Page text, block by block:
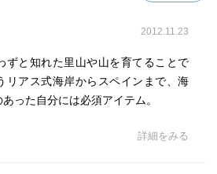
った。この兄弟がその後、この地が
きっかけをつくったといわれてい
2012.11.23
ずと知れた里山や山を育てることで
リアス式海岸からスペインまで、海
った自分には必須アイテム。
詳細をみる